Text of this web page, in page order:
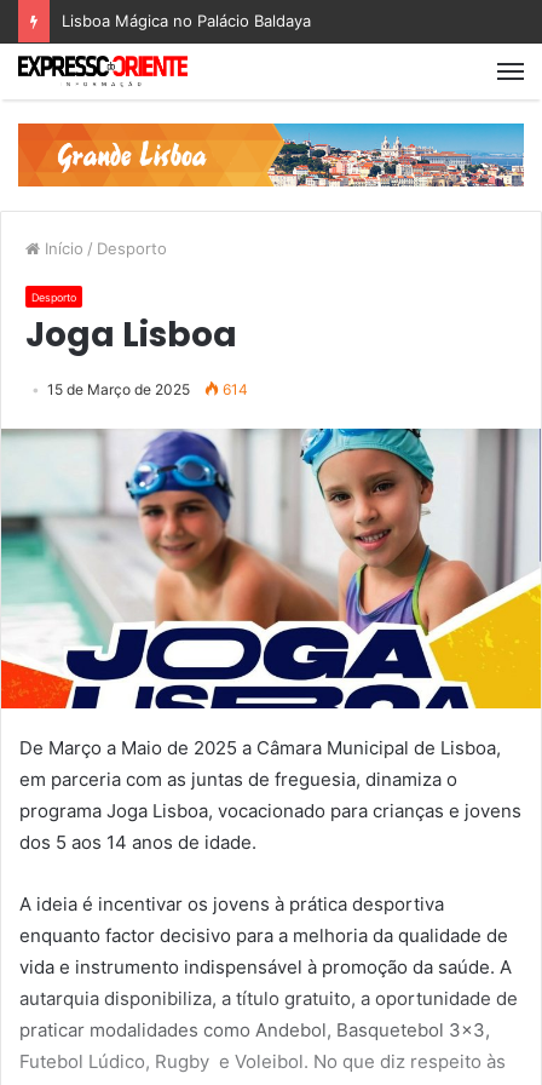
Lisboa Mágica no Palácio Baldaya
Início / Desporto
Desporto
Joga Lisboa
15 de Março de 2025 614
De Março a Maio de 2025 a Câmara Municipal de Lisboa,
em parceria com as juntas de freguesia, dinamiza o
programa Joga Lisboa, vocacionado para crianças e jovens
dos 5 aos 14 anos de idade.
A ideia é incentivar os jovens à prática desportiva
enquanto factor decisivo para a melhoria da qualidade de
vida e instrumento indispensável à promoção da saúde. A
autarquia disponibiliza, a título gratuito, a oportunidade de
praticar modalidades como Andebol, Basquetebol 3×3,
Futebol Lúdico, Rugby e Voleibol. No que diz respeito às